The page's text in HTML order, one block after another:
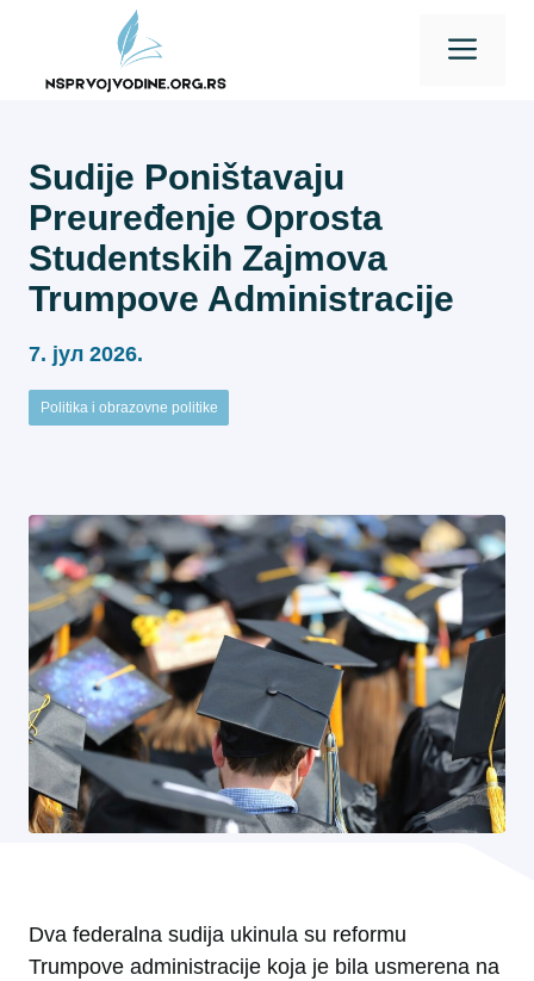
content
Sudije Poništavaju
Preuređenje Oprosta
Studentskih Zajmova
Trumpove Administracije
7. јул 2026.
Politika i obrazovne politike
Dva federalna sudija ukinula su reformu
Trumpove administracije koja je bila usmerena na